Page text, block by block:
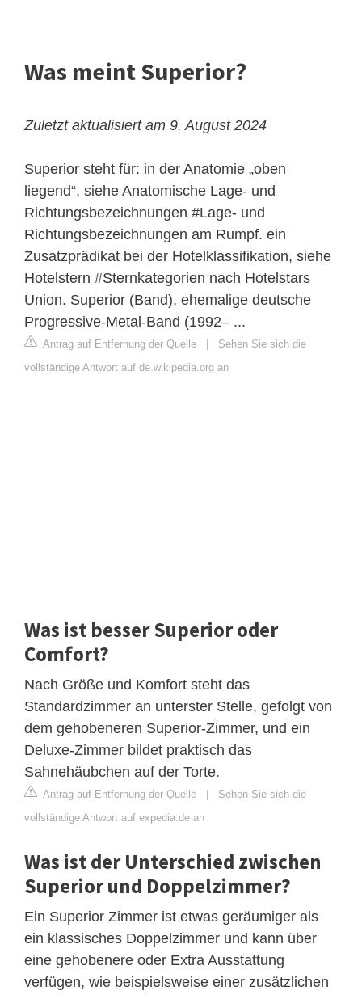
Was meint Superior?
Zuletzt aktualisiert am 9. August 2024
Superior steht für: in der Anatomie „oben
liegend“, siehe Anatomische Lage- und
Richtungsbezeichnungen #Lage- und
Richtungsbezeichnungen am Rumpf. ein
Zusatzprädikat bei der Hotelklassifikation, siehe
Hotelstern #Sternkategorien nach Hotelstars
Union. Superior (Band), ehemalige deutsche
Progressive-Metal-Band (1992– ...
Antrag auf Entfernung der Quelle
Sehen Sie sich die
vollständige Antwort auf de.wikipedia.org an
Was ist besser Superior oder
Comfort?
Nach Größe und Komfort steht das
Standardzimmer an unterster Stelle, gefolgt von
dem gehobeneren Superior-Zimmer, und ein
Deluxe-Zimmer bildet praktisch das
Sahnehäubchen auf der Torte.
Antrag auf Entfernung der Quelle
Sehen Sie sich die
vollständige Antwort auf expedia.de an
Was ist der Unterschied zwischen
Superior und Doppelzimmer?
Ein Superior Zimmer ist etwas geräumiger als
ein klassisches Doppelzimmer und kann über
eine gehobenere oder Extra Ausstattung
verfügen, wie beispielsweise einer zusätzlichen